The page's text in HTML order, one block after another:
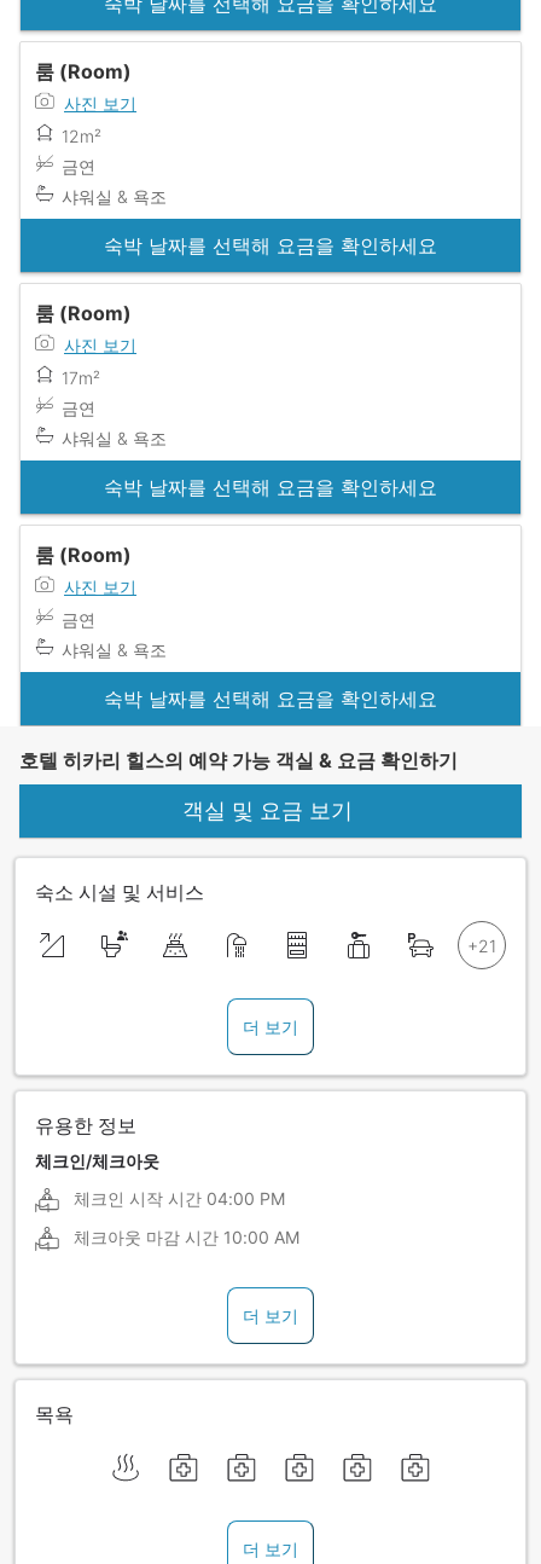
룸 (Room)
사진 보기
12m²
금연
샤워실 & 욕조
숙박 날짜를 선택해 요금을 확인하세요
룸 (Room)
사진 보기
17m²
금연
샤워실 & 욕조
숙박 날짜를 선택해 요금을 확인하세요
룸 (Room)
사진 보기
금연
샤워실 & 욕조
숙박 날짜를 선택해 요금을 확인하세요
호텔 히카리 힐스의 예약 가능 객실 & 요금 확인하기
객실 및 요금 보기
숙소 시설 및 서비스
더 보기
유용한 정보
체크인/체크아웃
체크인 시작 시간 04:00 PM
체크아웃 마감 시간 10:00 AM
더 보기
목욕
더 보기